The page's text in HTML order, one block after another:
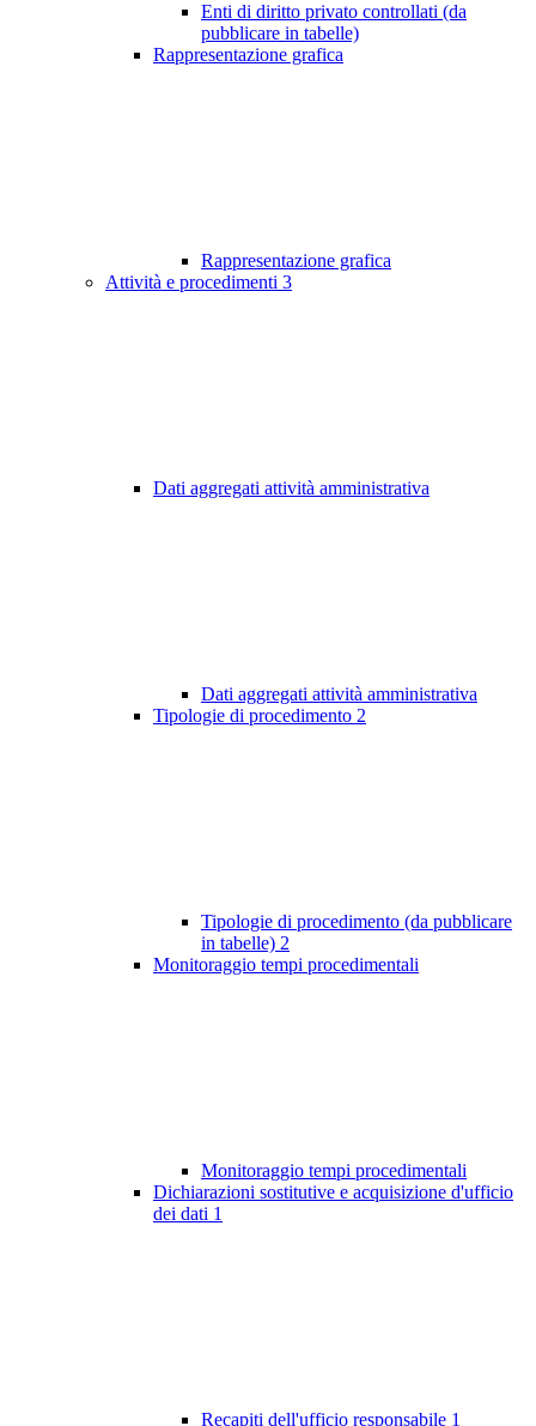
Enti di diritto privato controllati (da
pubblicare in tabelle)
Rappresentazione grafica
Rappresentazione grafica
Attività e procedimenti 3
Dati aggregati attività amministrativa
Dati aggregati attività amministrativa
Tipologie di procedimento 2
Tipologie di procedimento (da pubblicare
in tabelle) 2
Monitoraggio tempi procedimentali
Monitoraggio tempi procedimentali
Dichiarazioni sostitutive e acquisizione d'ufficio
dei dati 1
Recapiti dell'ufficio responsabile 1